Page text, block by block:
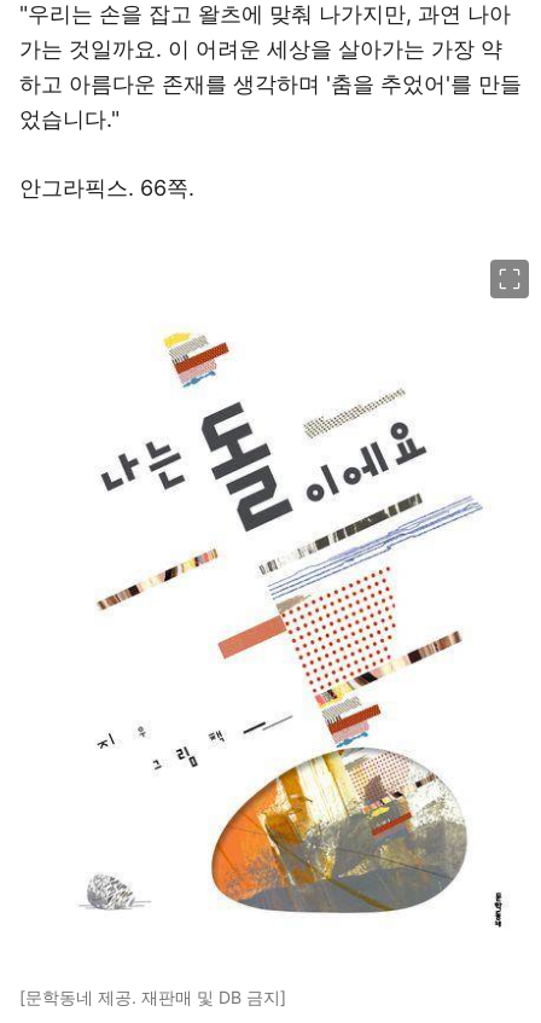
"우리는 손을 잡고 왈츠에 맞춰 나가지만, 과연 나아
가는 것일까요. 이 어려운 세상을 살아가는 가장 약
하고 아름다운 존재를 생각하며 '춤을 추었어'를 만들
었습니다."
안그라픽스. 66쪽.
[문학동네 제공. 재판매 및 DB 금지]